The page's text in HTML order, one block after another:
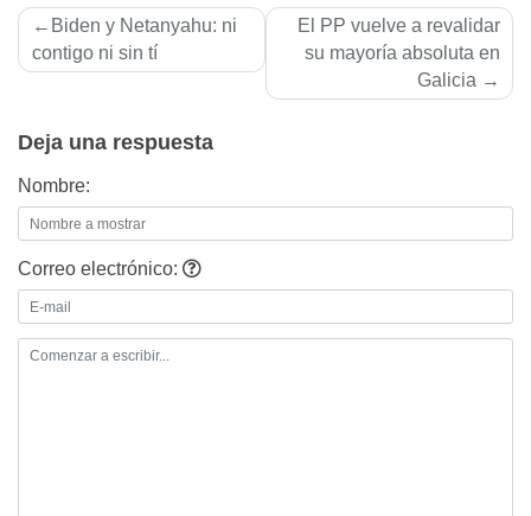
Navegación
de
Biden y Netanyahu: ni
contigo ni sin tí
El PP vuelve a revalidar
su mayoría absoluta en
Galicia
Deja una respuesta
Nombre:
Correo electrónico: